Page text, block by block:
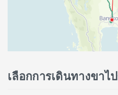
เลือกการเดินทางขา